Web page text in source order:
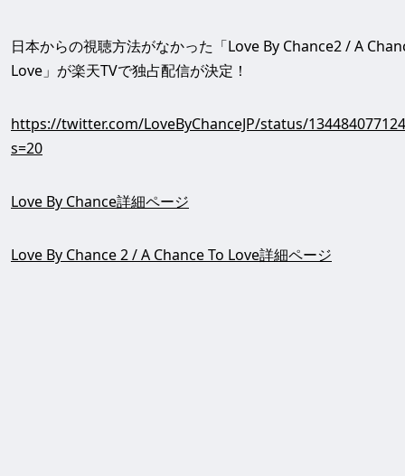
日本からの視聴方法がなかった「Love By Chance2 / A
Love」が楽天TVで独占配信が決定！
https://twitter.com/LoveByChanceJP/status/
s=20
Love By Chance詳細ページ
Love By Chance 2 / A Chance To Love詳細ページ